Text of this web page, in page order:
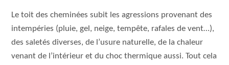
Le toit des cheminées subit les agressions provenant des
intempéries (pluie, gel, neige, tempête, rafales de vent…),
des saletés diverses, de l’usure naturelle, de la chaleur
venant de l’intérieur et du choc thermique aussi. Tout cela